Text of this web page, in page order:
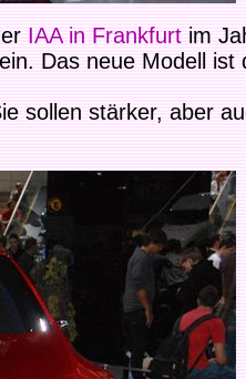
IAA in Frankfurtim
Das neue Modell
sollen stärker, aber